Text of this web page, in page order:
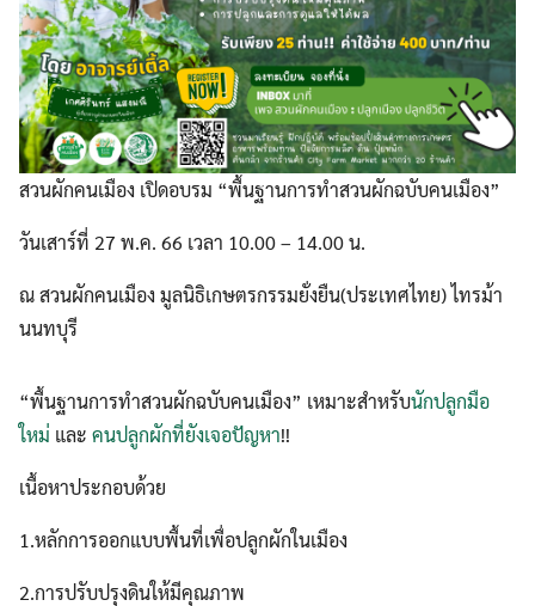
สวนผักคนเมือง เปิดอบรม “พื้นฐานการทำสวนผักฉบับคนเมือง”
วันเสาร์ที่ 27 พ.ค. 66 เวลา 10.00 – 14.00 น.
ณ สวนผักคนเมือง มูลนิธิเกษตรกรรมยั่งยืน(ประเทศไทย) ไทรม้า
นนทบุรี
“พื้นฐานการทำสวนผักฉบับคนเมือง” เหมาะสำหรับนักปลูกมือ
ใหม่ และ คนปลูกผักที่ยังเจอปัญหา!!
เนื้อหาประกอบด้วย
1.หลักการออกแบบพื้นที่เพื่อปลูกผักในเมือง
2.การปรับปรุงดินให้มีคุณภาพ